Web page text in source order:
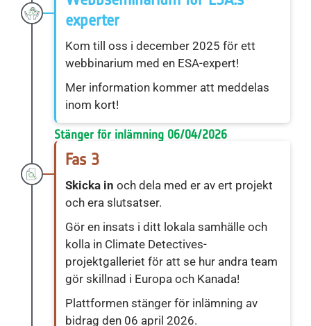
experter
Kom till oss i december 2025 för ett
webbinarium med en ESA-expert!
Mer information kommer att meddelas
inom kort!
Stänger för inlämning 06/04/2026
Fas 3
Skicka in och dela med er av ert projekt
och era slutsatser.
Gör en insats i ditt lokala samhälle och
kolla in Climate Detectives-
projektgalleriet för att se hur andra team
gör skillnad i Europa och Kanada!
Plattformen stänger för inlämning av
bidrag den 06 april 2026.